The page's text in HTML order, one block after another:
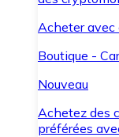
Acheter avec
Boutique -
Nouveau
Achetez des
préférées